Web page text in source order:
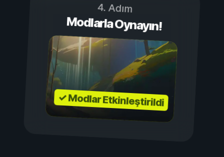
4. Adım
Modlarla Oynayın!
✓ Modlar Etkinleştirildi